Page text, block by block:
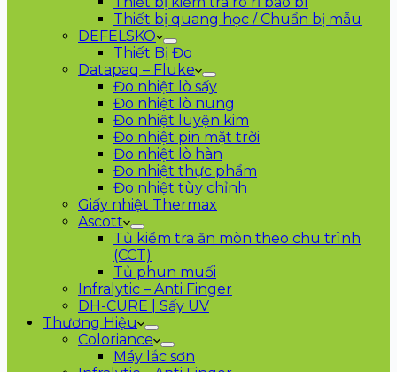
Thiết bị quang học / Chuẩn bị mẫu
DEFELSKO
Thiết Bị Đo
Datapaq – Fluke
Đo nhiệt lò sấy
Đo nhiệt lò nung
Đo nhiệt luyện kim
Đo nhiệt pin mặt trời
Đo nhiệt lò hàn
Đo nhiệt thực phẩm
Đo nhiệt tùy chỉnh
Giấy nhiệt Thermax
Ascott
Tủ kiểm tra ăn mòn theo chu trình
(CCT)
Tủ phun muối
Infralytic – Anti Finger
DH-CURE | Sấy UV
Thương Hiệu
Coloriance
Máy lắc sơn